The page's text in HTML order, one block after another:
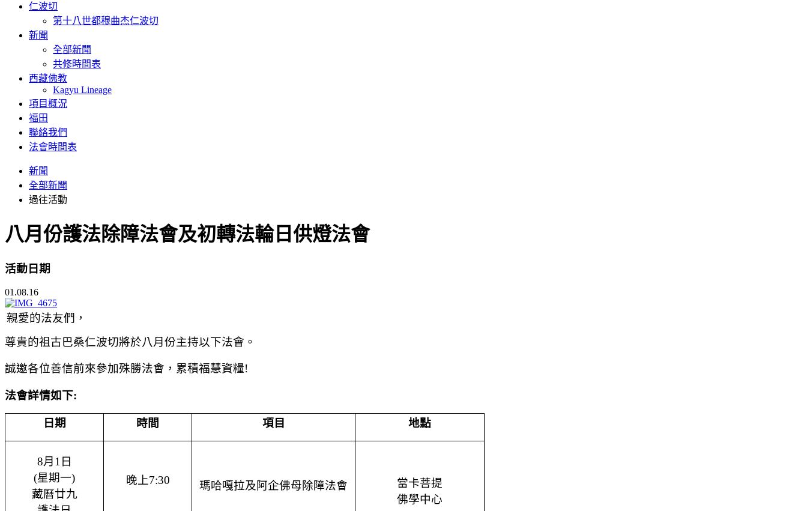
仁波切
第十八世都穆曲杰仁波切
新聞
全部新聞
共修時間表
西藏佛教
Kagyu Lineage
項目概況
福田
聯絡我們
法會時間表
新聞
全部新聞
過往活動
八月份護法除障法會及初轉法輪日供燈法會
活動日期
01.08.16
親愛的法友們，
尊貴的祖古巴桑仁波切將於八月份主持以下法會 。
誠邀各位善信前來參加殊勝法會，累積福慧資糧!
法會詳情如下:
日期 時間 項目 地點
8月 1 日
(星期一)
藏曆廿九
晚上7:30 瑪哈嘎拉及阿企佛母除障法會
當卡菩提
佛學中心